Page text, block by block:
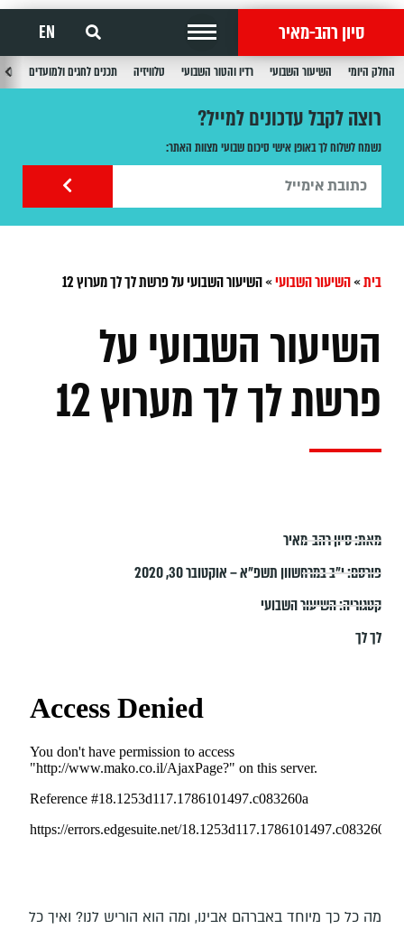
סיון רהב-מאיר EN
החלק היומי השיעור השבועי רדיו והטור השבועי טלוויזיה תכנים לחגים ולמועדים
רוצה לקבל עדכונים למייל?
נשמח לשלוח לך באופן אישי סיכום שבועי מצוות האתר:
בית»השיעור השבועי»השיעור השבועי על פרשת לך לך מערוץ 12
השיעור השבועי על
פרשת לך לך מערוץ 12
מאת:סיון רהב-מאיר
פורסם:י״ב במרחשוון תשפ״א – אוקטובר 30, 2020
קטגוריה:השיעור השבועי
לך לך
מה כל כך מיוחד באברהם אבינו, ומה הוא הוריש לנו? ואיך כל